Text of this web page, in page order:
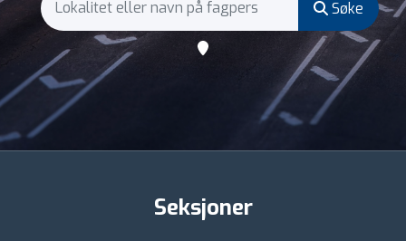
Søke
Seksjoner